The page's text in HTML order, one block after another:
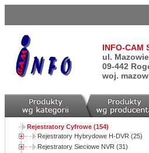
INFO-CAM
ul.
09-442
woj.
Rejestratory Cyfrowe (154)
Rejestratory Hybrydowe H-DVR (25)
Rejestratory Sieciowe NVR (31)